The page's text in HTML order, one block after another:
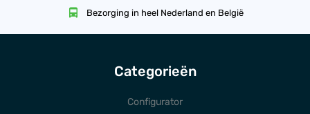
Bezorging in heel Nederland en België
Categorieën
Configurator